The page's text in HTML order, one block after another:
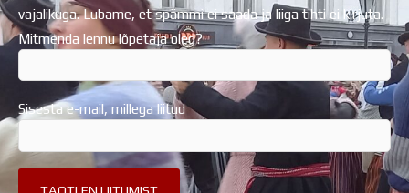
vajalikuga. Lubame, et spämmi ei saada ja liiga tihti ei kirjuta.
Mitmenda lennu lõpetaja oled?
Sisesta e-mail, millega liitud